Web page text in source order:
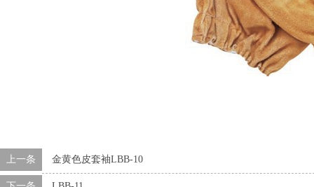
上一条 金黄色皮套袖LBB-10